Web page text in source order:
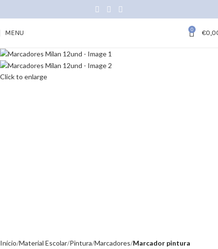
MENU 0 €
Click to enlarge
Início Material Escolar Pintura Marcadores Marcador pintura